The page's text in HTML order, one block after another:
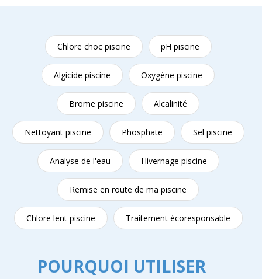
Chlore choc piscine pH piscine
Algicide piscine Oxygène piscine
Brome piscine Alcalinité
Nettoyant piscine Phosphate Sel piscine
Analyse de l'eau Hivernage piscine
Remise en route de ma piscine
Chlore lent piscine Traitement écoresponsable
POURQUOI UTILISER